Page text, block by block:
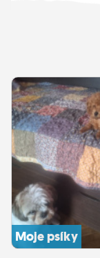
Moje psíky